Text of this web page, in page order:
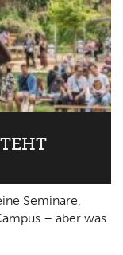
Seminare,
– aber was